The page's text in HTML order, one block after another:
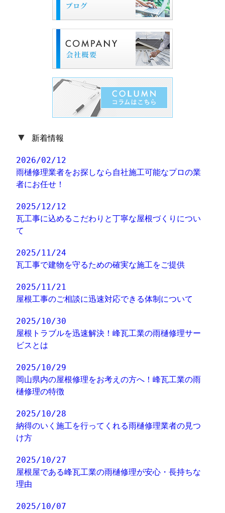
▼ 新着情報
2026/02/12
雨樋修理業者をお探しなら自社施工可能なプロの業
者にお任せ！
2025/12/12
瓦工事に込めるこだわりと丁寧な屋根づくりについ
て
2025/11/24
瓦工事で建物を守るための確実な施工をご提供
2025/11/21
屋根工事のご相談に迅速対応できる体制について
2025/10/30
屋根トラブルを迅速解決！峰瓦工業の雨樋修理サー
ビスとは
2025/10/29
岡山県内の屋根修理をお考えの方へ！峰瓦工業の雨
樋修理の特徴
2025/10/28
納得のいく施工を行ってくれる雨樋修理業者の見つ
け方
2025/10/27
屋根屋である峰瓦工業の雨樋修理が安心・長持ちな
理由
2025/10/07